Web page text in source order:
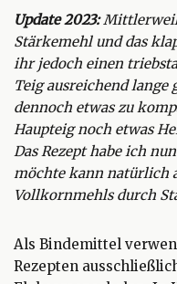
Update 2023:
Stärkemehl und das
ihr jedoch einen
Teig ausreichend lange
dennoch etwas zu
Haupteig noch etwas
Das Rezept habe ich
möchte kann natürlich
Vollkornmehls durch
Als Bindemittel
Rezepten